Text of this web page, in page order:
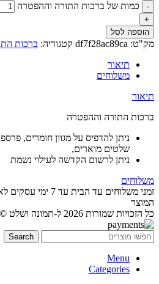
כמות של ברכות התורה וההפטרה
הוספה לסל
מק"ט: df7f28ac89ca קטגוריה: ברכות
תיאור
משלוחים
תיאור
ברכות התורה וההפטרה
שלטים מוארים,
ניתן לרשום הקדשה לעילוי נשמת
משלוחים
זמני משלוחים עד
המוצר
כל הזכויות שמורות 2026 ל-תמונה ושלט ©
Search
Menu
Categories